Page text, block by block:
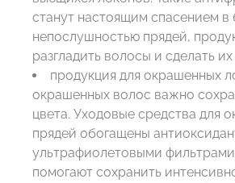
станут настоящим спасением в
непослушностью прядей,
разгладить волосы и сделать
продукция для окрашенных
окрашенных волос важно
цвета. Уходовые средства для
прядей обогащены
ультрафиолетовыми
помогают сохранить